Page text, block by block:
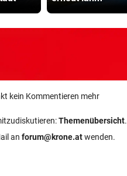
kein Kommentieren mehr
Themenübersicht.
an forum@krone.atwenden.